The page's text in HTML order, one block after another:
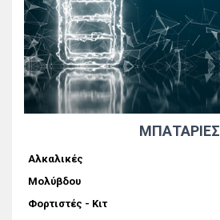
ΜΠΑΤΑΡΙΕΣ
Αλκαλικές
Μολύβδου
Φορτιστές - Κιτ